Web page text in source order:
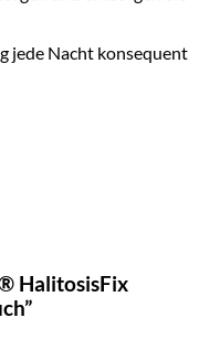
jede Nacht konsequent
HalitosisFix